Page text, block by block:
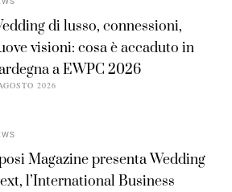
di lusso, connessioni,
visioni: cosa è accaduto in
a EWPC 2026
2026
Magazine presenta Wedding
l’International Business